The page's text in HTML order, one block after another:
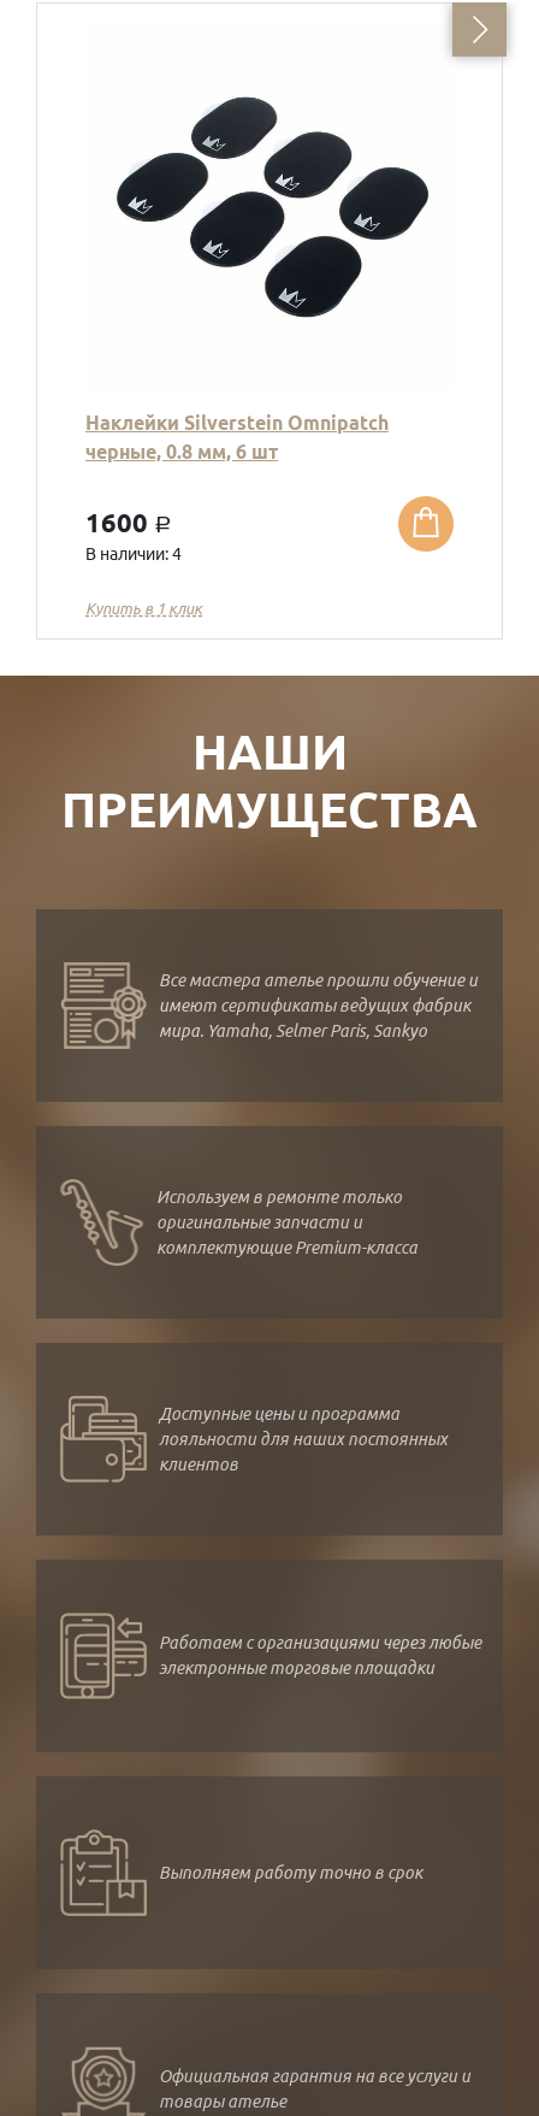
Наклейки Silverstein Omnipatch
черные, 0.8 мм, 6 шт
1600 a
В наличии: 4
Купить в 1 клик
НАШИ
ПРЕИМУЩЕСТВА
Все мастера ателье прошли обучение и
имеют сертификаты ведущих фабрик
мира. Yamaha, Selmer Paris, Sankyo
Используем в ремонте только
оригинальные запчасти и
комплектующие Premium-класса
Доступные цены и программа
лояльности для наших постоянных
клиентов
Работаем с организациями через любые
электронные торговые площадки
Выполняем работу точно в срок
Официальная гарантия на все услуги и
товары ателье